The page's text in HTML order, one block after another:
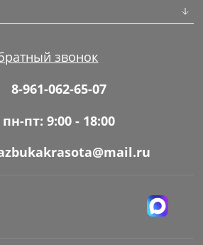
Макияж
Оплата
звонок
8-961-062-65-07
пн-пт: 9:00 - 18:00